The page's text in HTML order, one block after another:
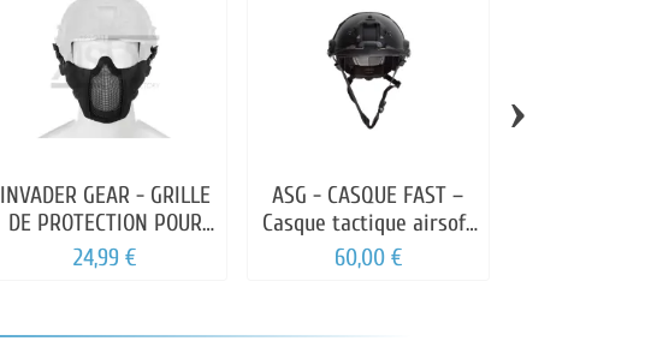
INVADER GEAR - GRILLE
DE PROTECTION POUR
CASQUE
24,99 €
ASG - CASQUE FAST –
Casque tactique airsoft
robuste et réglable
60,00 €
›